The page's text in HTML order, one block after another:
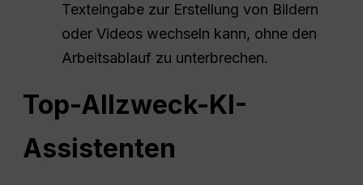
Texteingabe zur Erstellung von Bildern
oder Videos wechseln kann, ohne den
Arbeitsablauf zu unterbrechen.
Top-Allzweck-KI-
Assistenten